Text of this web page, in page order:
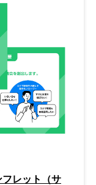
フレット（サ